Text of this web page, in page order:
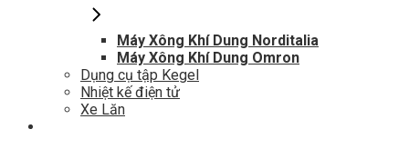
Máy Xông Khí Dung Norditalia
Máy Xông Khí Dung Omron
Dụng cụ tập Kegel
Nhiệt kế điện tử
Xe Lăn